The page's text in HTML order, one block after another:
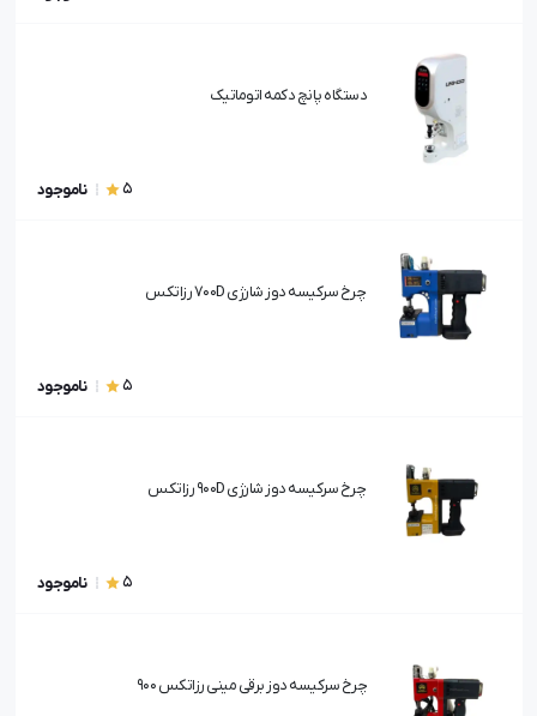
دستگاه پانچ دکمه اتوماتیک
5 ناموجود
چرخ سرکیسه دوز شارژی 700D رزاتکس
5 ناموجود
چرخ سرکیسه دوز شارژی 900D رزاتکس
5 ناموجود
چرخ سرکیسه دوز برقی مینی رزاتکس 900